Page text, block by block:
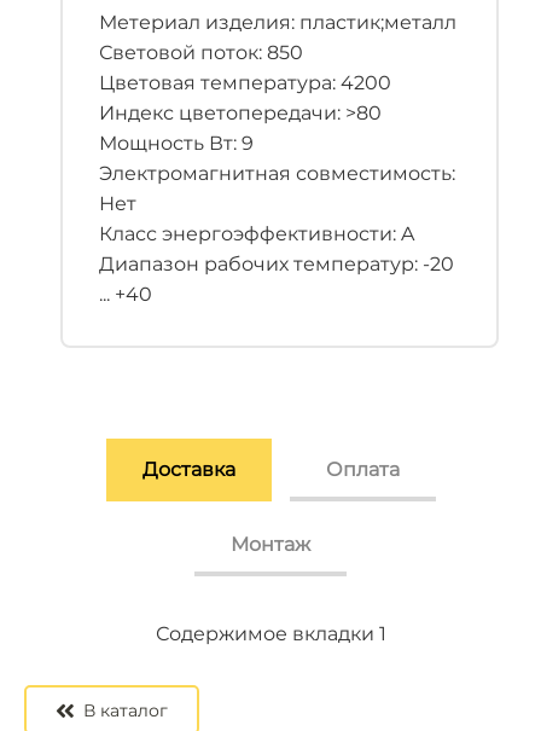
Метериал изделия: пластик;металл
Световой поток: 850
Цветовая температура: 4200
Индекс цветопередачи: >80
Мощность Вт: 9
Электромагнитная совместимость:
Нет
Класс энергоэффективности: A
Диапазон рабочих температур: -20
... +40
Доставка Оплата
Монтаж
Содержимое вкладки 1
Содержимое вкладки 2
Содержимое вкладки 3
В каталог